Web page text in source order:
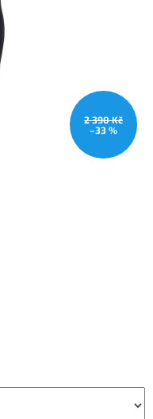
2 390 Kč
–33 %